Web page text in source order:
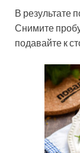
В результате
Снимите пробу
подавайте к